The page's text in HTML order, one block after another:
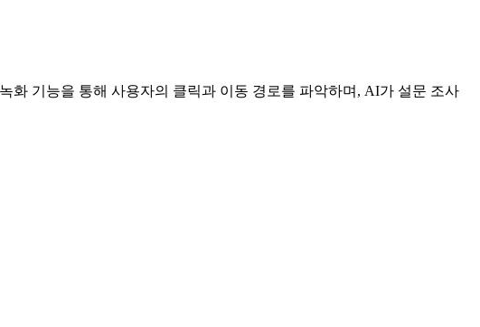
화 기능을 통해 사용자의 클릭과 이동 경로를 파악하며, AI가 설문 조사